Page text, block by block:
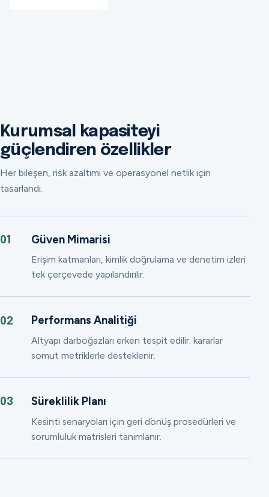
Kurumsal kapasiteyi
güçlendiren özellikler
Her bileşen, risk azaltımı ve operasyonel netlik için
tasarlandı.
01 Güven Mimarisi
Erişim katmanları, kimlik doğrulama ve denetim izleri
tek çerçevede yapılandırılır.
02 Performans Analitiği
Altyapı darboğazları erken tespit edilir; kararlar
somut metriklerle desteklenir.
03 Süreklilik Planı
Kesinti senaryoları için geri dönüş prosedürleri ve
sorumluluk matrisleri tanımlanır.